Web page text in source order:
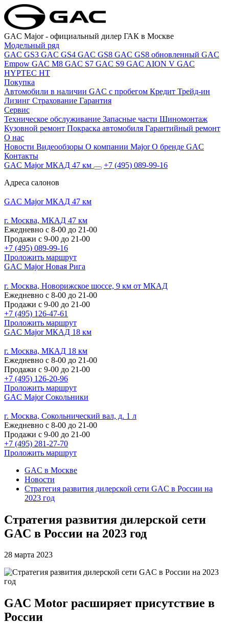
GAC Major- официальный дилер ГАК в Москве
Модельный ряд
GAC GS3 GAC GS4 GAC GS8 GAC GS8 обновленный GAC
Empow GAC M8 GAC S7 GAC S9 GAC AION V GAC
HYPTEC HT
Покупка
Автомобили в наличии GAC с пробегом Кредит Трейд-ин
Лизинг Страхование Гарантия
Сервис
Техническое обслуживание Запасные части Шиномонтаж
Кузовной ремонт Покраска автомобиля Гарантийный ремонт
О нас
Новости Видеообзоры О компании MajorО бренде GAC
Контакты
GAC Major МКАД 47 км
+7 (495) 089-99-16
Адреса салонов
GAC Major МКАД 47 км
г. Москва, МКАД 47 км
Ежедневно с 8-00 до 21-00
Продажи с 9-00 до 21-00
+7 (495) 089-99-16
Проложить маршрут
GAC Major Новая Рига
г. Москва, Новорижское шоссе, 9 км от МКАД
Ежедневно с 8-00 до 21-00
Продажи с 9-00 до 21-00
+7 (495) 126-47-61
Проложить маршрут
GAC Major МКАД 18 км
г. Москва, МКАД 18 км
Ежедневно с 8-00 до 21-00
Продажи с 9-00 до 21-00
+7 (495) 126-20-96
Проложить маршрут
GAC Major Сокольники
г. Москва, Сокольнический вал, д. 1 л
Ежедневно с 8-00 до 21-00
Продажи с 9-00 до 21-00
+7 (495) 281-27-70
Проложить маршрут
GAC в Москве
Новости
Стратегия развития дилерской сети GAC в России на
2023 год
Стратегия развития дилерской сети
GAC в России на 2023 год
28 марта 2023
GAC Motor расширяет присутствие в
России